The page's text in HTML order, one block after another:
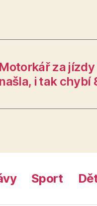
Motorkář za
našla, i tak chybí
Sport